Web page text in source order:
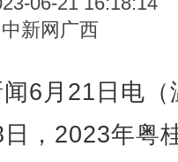
新网广西
6月21日电（
，2023年粤